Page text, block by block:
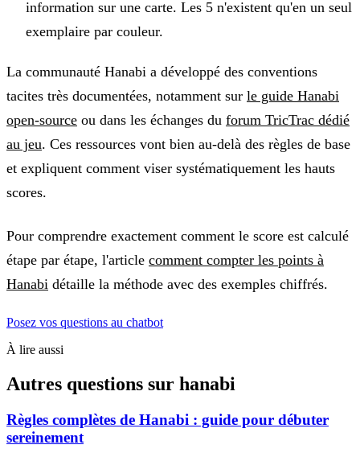
information sur une carte. Les 5 n'existent qu'en un seul
exemplaire par couleur.
La communauté Hanabi a développé des conventions
tacites très documentées, notamment sur le guide Hanabi
open-source ou dans les échanges du forum TricTrac dédié
au jeu. Ces ressources vont bien au-delà des règles de base
et expliquent comment viser systématiquement les hauts
scores.
Pour comprendre exactement comment le score est calculé
étape par étape, l'article comment compter les points à
Hanabi détaille la méthode avec des exemples chiffrés.
Posez vos questions au chatbot
À lire aussi
Autres questions sur hanabi
Règles complètes de Hanabi : guide pour débuter
sereinement